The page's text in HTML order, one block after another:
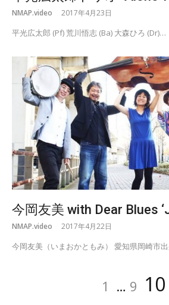
NMAP.video 2017年4月23日
平光広太郎 (Pf) 荒川悟志 (Ba) 大森ひろ (Dr)…
今岡友美 with Dear Blues
NMAP.video 2017年4月22日
今岡友美（いまおかともみ） 愛知県岡崎市
Page
1 … Page
9 10